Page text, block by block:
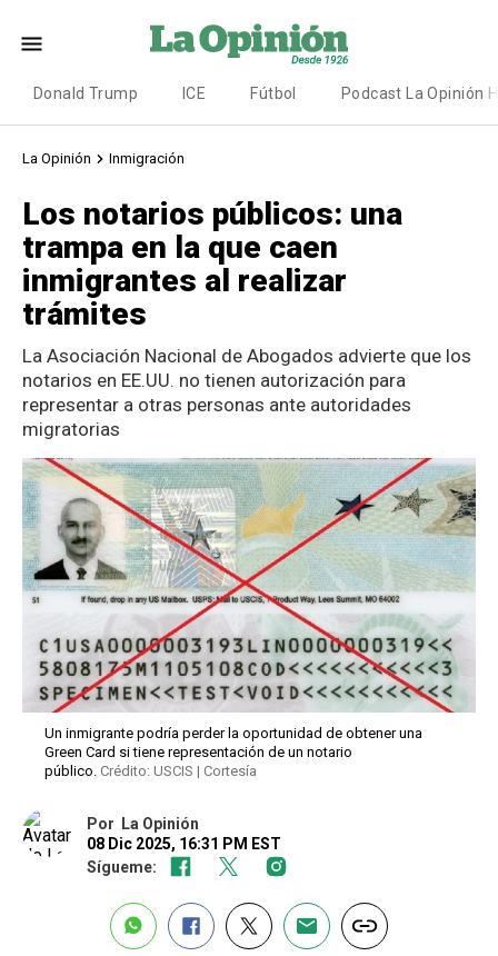
Donald Trump ICE Fútbol Podcast La Opinión
La Opinión Inmigración
Los notarios públicos: una
trampa en la que caen
inmigrantes al realizar
trámites
La Asociación Nacional de Abogados advierte que los
notarios en EE.UU. no tienen autorización para
representar a otras personas ante autoridades
migratorias
Un inmigrante podría perder la oportunidad de obtener una
Green Card si tiene representación de un notario
público. Crédito: USCIS | Cortesía
Por
La Opinión
08 Dic 2025, 16:31 PM EST
Sígueme: